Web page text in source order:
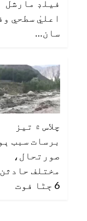
فيلڊ مارشل
اعليٰ سطحي
سان…
چلاس ۾ تيز
برسات سبب
صورتحال،
مختلف
6 ڄڻا فوت